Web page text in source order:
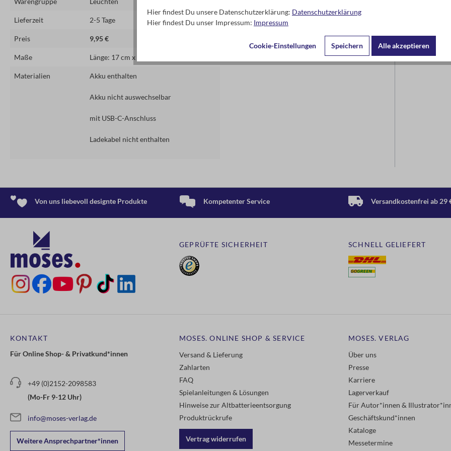
Lieferzeit 2-5 Tage
Preis 9,95 €
Maße Länge: 17 cm x 4,2 cm
Materialien Akku enthalten
Akku nicht auswechselbar
mit USB-C-Anschluss
Ladekabel nicht enthalten
info@moses-
Von uns liebevoll designte Produkte Kompetenter Service Versandkostenfrei ab 29
GEPRÜFTE SICHERHEIT SCHNELL GELIEFERT
KONTAKT
Für Online Shop- & Privatkund*innen
+49 (0)2152-2098583
(Mo-Fr 9-12 Uhr)
info@moses-verlag.de
Weitere Ansprechpartner*innen
MOSES. ONLINE SHOP & SERVICE
Versand & Lieferung
Zahlarten
FAQ
Spielanleitungen & Lösungen
Hinweise zur Altbatterieentsorgung
Produktrückrufe
Vertrag widerrufen
MOSES. VERLAG
Über uns
Presse
Karriere
Lagerverkauf
Für Autor*innen &
Geschäftskund*innen
Kataloge
Messetermine
Hier findest Du unsere Datenschutzerklärung: Datenschutzerklärung
Hier findest Du unser Impressum: Impressum
Cookie-Einstellungen Speichern Alle akzeptieren